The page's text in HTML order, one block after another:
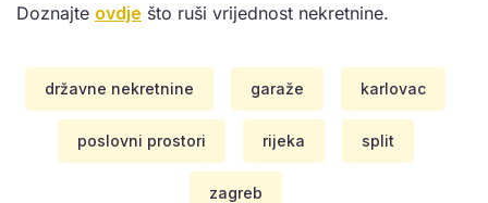
Doznajte ovdje što ruši vrijednost nekretnine.
državne nekretnine garaže karlovac
poslovni prostori rijeka split
zagreb